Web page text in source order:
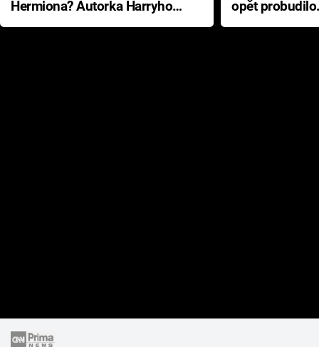
Hermiona? Autorka Harryho
Pottera přišla s ráznou
opět
přichází s